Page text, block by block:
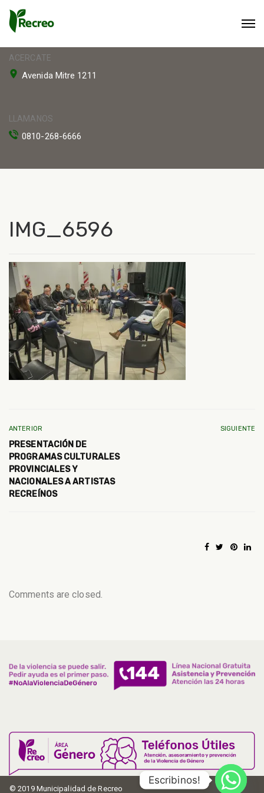
ACERCATE
Avenida Mitre 1211
LLAMANOS
0810-268-6666
IMG_6596
ANTERIOR
PRESENTACIÓN DE
PROGRAMAS CULTURALES
PROVINCIALES Y
NACIONALES A ARTISTAS
RECREÍNOS
SIGUIENTE
Comments are closed.
© 2019 Municipalidad de Recreo
Escribinos!